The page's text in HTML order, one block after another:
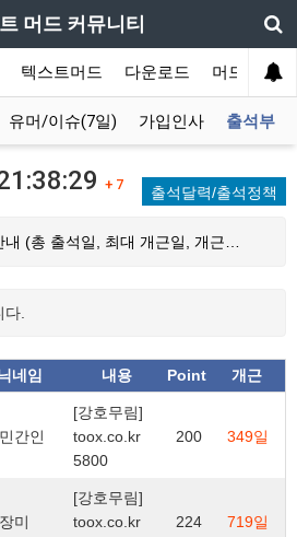
머드 커뮤니티
텍스트머드 다운로드 머드 잡담
유머/이슈(7일) 가입인사 출석부
+ 7 출석달력/출석정책
(총 출석일, 최대 개근일, 개근…
.
네임 내용 Point 개근
민간인
[강호무림]
toox.co.kr
5800
200 349일
장미
[강호무림]
toox.co.kr
224 719일